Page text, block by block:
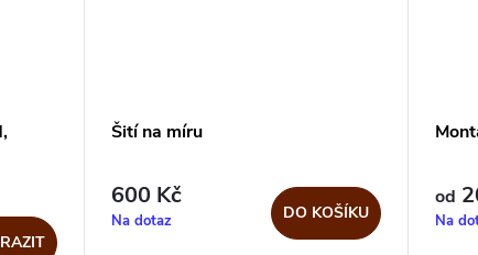
Šití na míru
600 Kč
Na dotaz DO KOŠÍKU
od
Na